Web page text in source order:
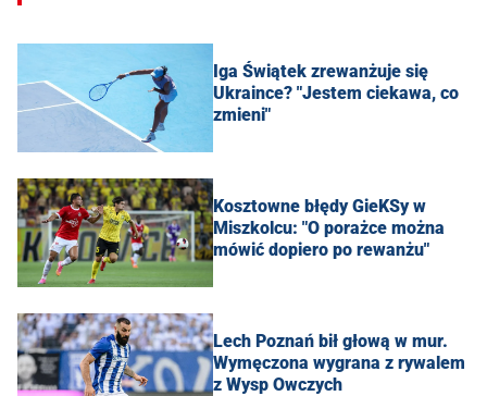
Iga Świątek zrewanżuje się
Ukraince? "Jestem ciekawa, co
zmieni"
Kosztowne błędy GieKSy w
Miszkolcu: "O porażce można
mówić dopiero po rewanżu"
Lech Poznań bił głową w mur.
Wymęczona wygrana z rywalem
z Wysp Owczych